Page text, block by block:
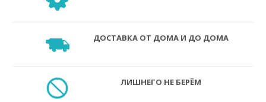
ДОСТАВКА ОТ ДОМА И ДО ДОМА
ЛИШНЕГО НЕ БЕРЁМ